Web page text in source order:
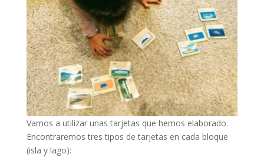
Vamos a utilizar unas tarjetas que hemos elaborado.
Encontraremostres tipos de tarjetas en cada bloque
(isla y lago):